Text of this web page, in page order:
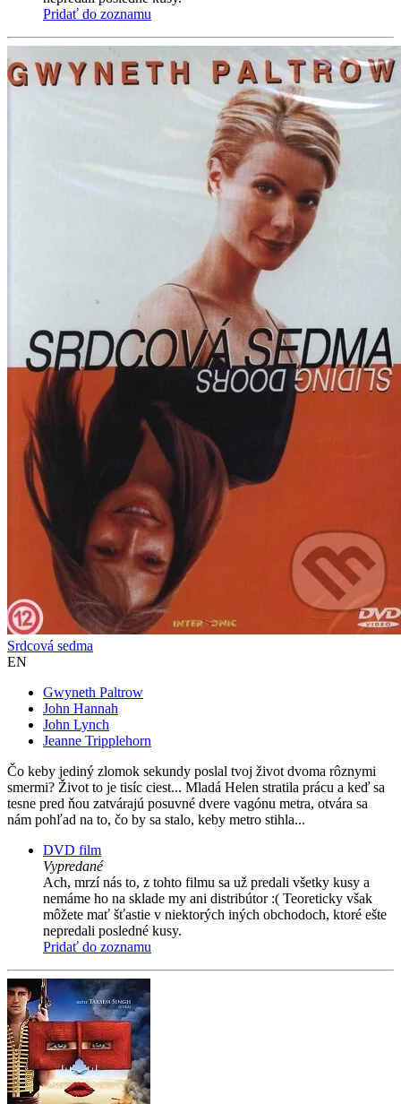
Pridať do zoznamu
Srdcová sedma
EN
Gwyneth Paltrow
John Hannah
John Lynch
Jeanne Tripplehorn
Čo keby jediný zlomok sekundy poslal tvoj život dvoma rôznymi
smermi? Život to je tisíc ciest... Mladá Helen stratila prácu a keď sa
tesne pred ňou zatvárajú posuvné dvere vagónu metra, otvára sa
nám pohľad na to, čo by sa stalo, keby metro stihla...
DVD film
Vypredané
Ach, mrzí nás to, z tohto filmu sa už predali všetky kusy a
nemáme ho na sklade my ani distribútor :( Teoreticky však
môžete mať šťastie v niektorých iných obchodoch, ktoré ešte
nepredali posledné kusy.
Pridať do zoznamu